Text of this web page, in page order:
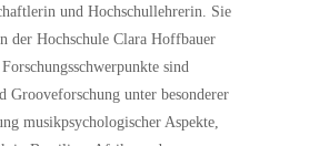
und Hochschullehrerin. Sie
der Hochschule Clara Hoffbauer
sind
Grooveforschung unter besonderer
musikpsychologischer Aspekte,